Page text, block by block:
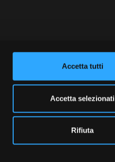
Accetta tutti
Accetta selezionati
Rifiuta